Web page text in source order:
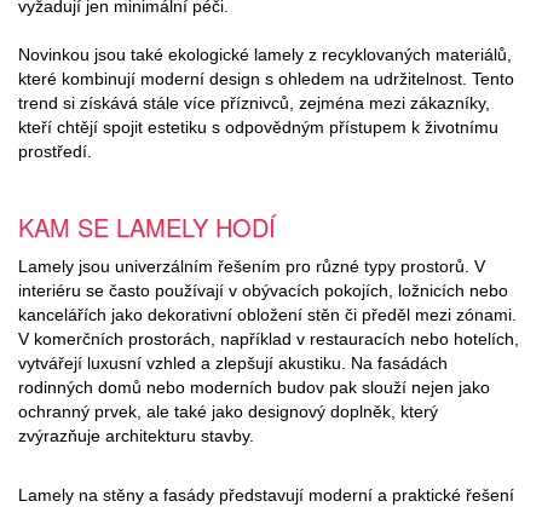
vyžadují jen minimální péči.
Novinkou jsou také ekologické lamely z recyklovaných materiálů,
které kombinují moderní design s ohledem na udržitelnost. Tento
trend si získává stále více příznivců, zejména mezi zákazníky,
kteří chtějí spojit estetiku s odpovědným přístupem k životnímu
prostředí.
KAM SE LAMELY HODÍ
Lamely jsou univerzálním řešením pro různé typy prostorů. V
interiéru se často používají v obývacích pokojích, ložnicích nebo
kancelářích jako dekorativní obložení stěn či předěl mezi zónami.
V komerčních prostorách, například v restauracích nebo hotelích,
vytvářejí luxusní vzhled a zlepšují akustiku. Na fasádách
rodinných domů nebo moderních budov pak slouží nejen jako
ochranný prvek, ale také jako designový doplněk, který
zvýrazňuje architekturu stavby.
Lamely na stěny a fasády představují moderní a praktické řešení